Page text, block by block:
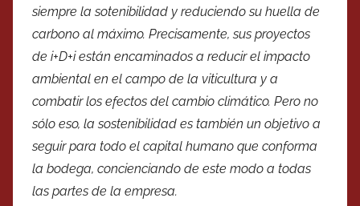
siempre la sotenibilidad y reduciendo su huella de
carbono al máximo. Precisamente, sus proyectos
de i+D+i están encaminados a reducir el impacto
ambiental en el campo de la viticultura y a
combatir los efectos del cambio climático. Pero no
sólo eso, la sostenibilidad es también un objetivo a
seguir para todo el capital humano que conforma
la bodega, concienciando de este modo a todas
las partes de la empresa.